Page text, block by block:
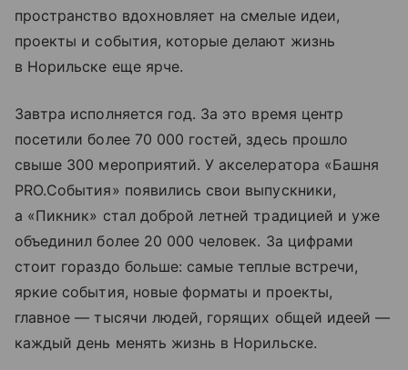
пространство вдохновляет на смелые идеи,
проекты и события, которые делают жизнь
в Норильске еще ярче.
Завтра исполняется год. За это время центр
посетили более 70 000 гостей, здесь прошло
свыше 300 мероприятий. У акселератора «Башня
PRO.События» появились свои выпускники,
а «Пикник» стал доброй летней традицией и уже
объединил более 20 000 человек. За цифрами
стоит гораздо больше: самые теплые встречи,
яркие события, новые форматы и проекты,
главное — тысячи людей, горящих общей идеей —
каждый день менять жизнь в Норильске.